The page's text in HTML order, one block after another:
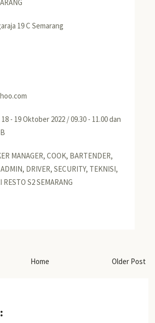
19 C Semarang
- 19 Oktober 2022 / 09.30 - 11.00 dan
MANAGER, COOK, BARTENDER,
DRIVER, SECURITY, TEKNISI,
S2 SEMARANG
Older Post
Home